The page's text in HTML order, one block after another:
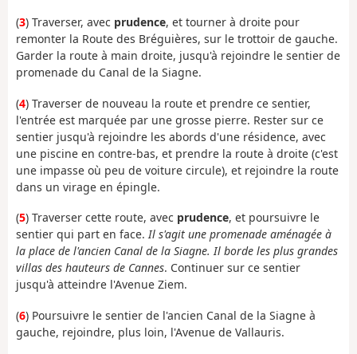
(3) Traverser, avec prudence, et tourner à droite pour
remonter la Route des Bréguières, sur le trottoir de gauche.
Garder la route à main droite, jusqu'à rejoindre le sentier de
promenade du Canal de la Siagne.
(4) Traverser de nouveau la route et prendre ce sentier,
l'entrée est marquée par une grosse pierre. Rester sur ce
sentier jusqu'à rejoindre les abords d'une résidence, avec
une piscine en contre-bas, et prendre la route à droite (c'est
une impasse où peu de voiture circule), et rejoindre la route
dans un virage en épingle.
(5) Traverser cette route, avec prudence, et poursuivre le
sentier qui part en face.Il s'agit une promenade aménagée à
la place de l'ancien Canal de la Siagne. Il borde les plus grandes
villas des hauteurs de Cannes. Continuer sur ce sentier
jusqu'à atteindre l'Avenue Ziem.
(6) Poursuivre le sentier de l'ancien Canal de la Siagne à
gauche, rejoindre, plus loin, l'Avenue de Vallauris.